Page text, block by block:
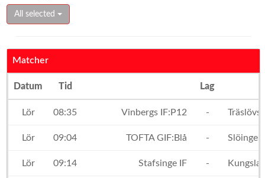
All selected
Matcher
Datum Tid Lag
Lör 08:35 Vinbergs IF:P12 -
Lör 09:04 TOFTA GIF:Blå - Slöinge
Lör 09:14 Stafsinge IF -